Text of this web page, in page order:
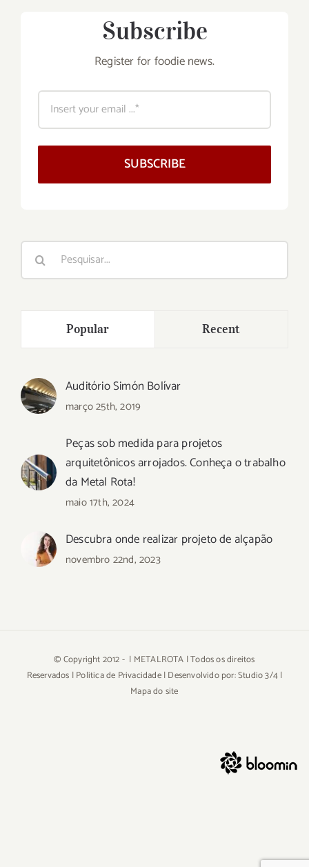
Subscribe
Register for foodie news.
SUBSCRIBE
Buscar
resultados
Popular Recent
Auditório Simón Bolívar
março 25th, 2019
Peças sob medida para projetos
arquitetônicos arrojados. Conheça o trabalho
da Metal Rota!
maio 17th, 2024
Descubra onde realizar projeto de alçapão
novembro 22nd, 2023
© Copyright 2012 - | METALROTA | Todos os direitos
Reservados |Politica de Privacidade| Desenvolvido por:Studio 3/4|
Mapa do site